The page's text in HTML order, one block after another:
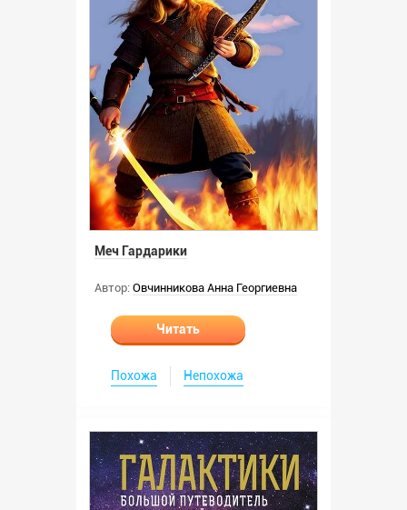
Меч Гардарики
Автор: Овчинникова Анна Георгиевна
Читать
Похожа Непохожа